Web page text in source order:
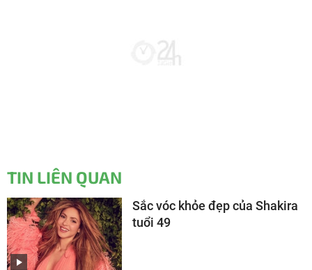
TIN LIÊN QUAN
Sắc vóc khỏe đẹp của Shakira
tuổi 49